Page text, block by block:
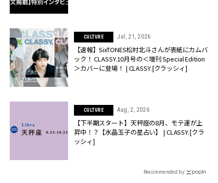
CULTURE Jul, 21, 2026
【速報】SixTONES松村北斗さんが表紙にカムバ
ック！ CLASSY.10月号の＜増刊 Special Edition
＞カバーに登場！ | CLASSY.[クラッシィ]
CULTURE Aug, 2, 2026
【下半期スタート】天秤座の8月、モテ運が上
昇中！？【水晶玉子の星占い】 | CLASSY.[クラ
ッシィ]
Recommended by